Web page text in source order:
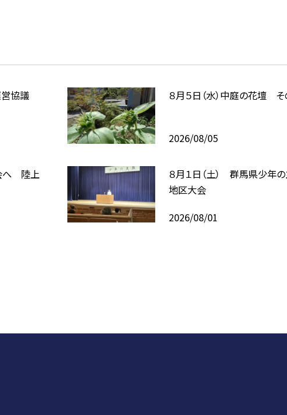
営協議
８月５日（水）中庭の花壇 そ
2026/08/05
へ 陸上
８月１日（土） 群馬県少年
地区大会
2026/08/01